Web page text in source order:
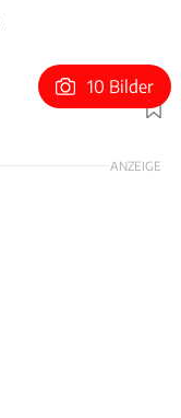
Foto: BMW
10 Bilder
ANZEIGE